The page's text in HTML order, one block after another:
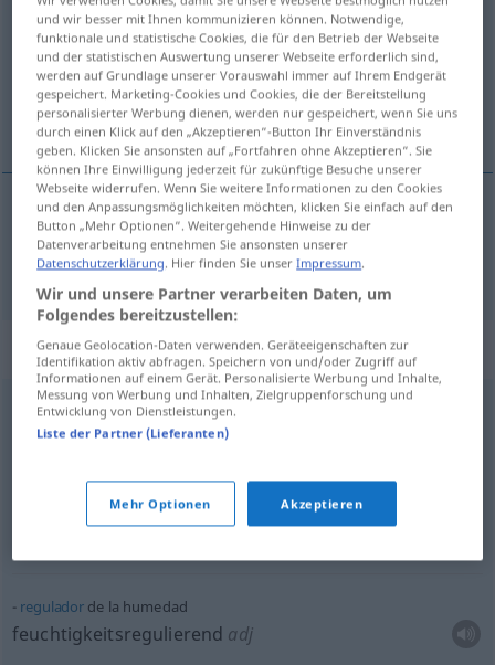
Übersicht aller Übersetzungen
(Für mehr Details die Übersetzung anklicken/antippen)
Feuchtigkeit
Feuchtigkeitf humedad
Beispielsätze für "humedad"
regulaciónde la humedad
Feuchtigkeitsregulierungf
de la humedad
regulador de la humedad
feuchtigkeitsregulierend adj
und wir besser mit Ihnen kommunizieren können. Notwendige,
funktionale und statistische Cookies, die für den Betrieb der Webseite
und der statistischen Auswertung unserer Webseite erforderlich sind,
werden auf Grundlage unserer Vorauswahl immer auf Ihrem Endgerät
gespeichert. Marketing-Cookies und Cookies, die der Bereitstellung
personalisierter Werbung dienen, werden nur gespeichert, wenn Sie uns
durch einen Klick auf den „Akzeptieren“-Button Ihr Einverständnis
geben. Klicken Sie ansonsten auf „Fortfahren ohne Akzeptieren“. Sie
können Ihre Einwilligung jederzeit für zukünftige Besuche unserer
Webseite widerrufen. Wenn Sie weitere Informationen zu den Cookies
und den Anpassungsmöglichkeiten möchten, klicken Sie einfach auf den
Button „Mehr Optionen“. Weitergehende Hinweise zu der
Datenverarbeitung entnehmen Sie ansonsten unserer
Datenschutzerklärung. Hier finden Sie unserImpressum.
Wir und unsere Partner verarbeiten Daten, um
Folgendes bereitzustellen:
Genaue Geolocation-Daten verwenden. Geräteeigenschaften zur
Identifikation aktiv abfragen. Speichern von und/oder Zugriff auf
Informationen auf einem Gerät. Personalisierte Werbung und Inhalte,
Messung von Werbung und Inhalten, Zielgruppenforschung und
Entwicklung von Dienstleistungen.
Liste der Partner (Lieferanten)
Mehr Optionen Akzeptieren